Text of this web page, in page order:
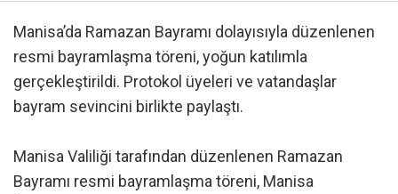
Manisa’da Ramazan Bayramı dolayısıyla düzenlenen
resmi bayramlaşma töreni, yoğun katılımla
gerçekleştirildi. Protokol üyeleri ve vatandaşlar
bayram sevincini birlikte paylaştı.
Manisa Valiliği tarafından düzenlenen Ramazan
Bayramı resmi bayramlaşma töreni, Manisa